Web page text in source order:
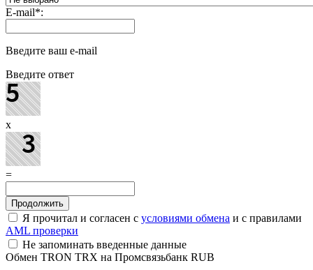
E-mail*:
Введите ваш e-mail
Введите ответ
x
=
Я прочитал и согласен с условиями обмена и с правилами
AML проверки
Не запоминать введенные данные
Обмен TRON TRX на Промсвязьбанк RUB